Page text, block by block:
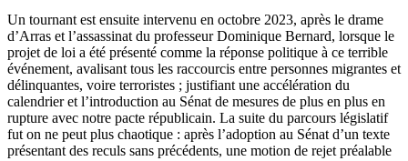
Un tournant est ensuite intervenu en octobre 2023, après le drame
d’Arras et l’assassinat du professeur Dominique Bernard, lorsque le
projet de loi a été présenté comme la réponse politique à ce terrible
événement, avalisant tous les raccourcis entre personnes migrantes et
délinquantes, voire terroristes ; justifiant une accélération du
calendrier et l’introduction au Sénat de mesures de plus en plus en
rupture avec notre pacte républicain. La suite du parcours législatif
fut on ne peut plus chaotique : après l’adoption au Sénat d’un texte
présentant des reculs sans précédents, une motion de rejet préalable